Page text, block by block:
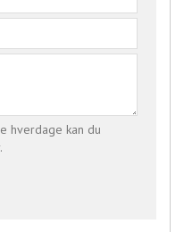
hverdage kan du